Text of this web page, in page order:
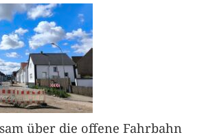
über die offene Fahrbahn